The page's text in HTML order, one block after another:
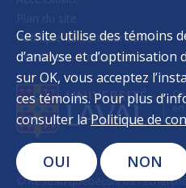
Politique de confidentialité
Conditions d’utilisation
© Réseau québecois de
Ce site utilise des témoins
d’analyse et
sur OK, vous acceptez
ces témoins. Pour plus
consulter la Politique de
OUI NON